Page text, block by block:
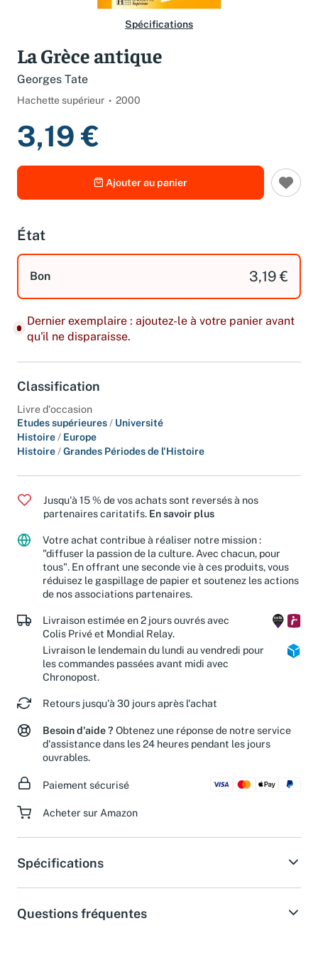
Spécifications
La Grèce antique
Georges Tate
Hachette supérieur 2000
3,19 €
Ajouter au panier
État
Bon 3,19 €
Dernier exemplaire : ajoutez-le à votre panier avant
qu'il ne disparaisse.
Classification
Livre d'occasion
Etudes supérieures/ Université
Histoire/ Europe
Histoire/Grandes Périodes de l'Histoire
Jusqu'à 15 % de vos achats sont reversés à nos
partenaires caritatifs. En savoir plus
Votre achat contribue à réaliser notre mission :
"diffuser la passion de la culture. Avec chacun, pour
tous". En offrant une seconde vie à ces produits, vous
réduisez le gaspillage de papier et soutenez les actions
de nos associations partenaires.
Livraison estimée en 2 jours ouvrés avec
Colis Privé et Mondial Relay.
Livraison le lendemain du lundi au vendredi pour
les commandes passées avant midi avec
Chronopost.
Retours jusqu'à 30 jours après l'achat
Besoin d'aide ? Obtenez une réponse de notre service
d'assistance dans les 24 heures pendant les jours
ouvrables.
Paiement sécurisé
Acheter sur Amazon
Spécifications
Questions fréquentes